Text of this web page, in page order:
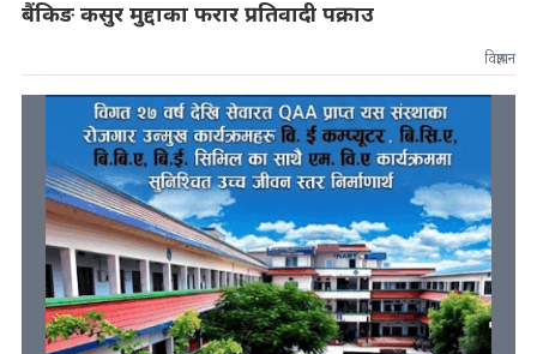
बैंकिङ कसुर मुद्दाका फरार प्रतिवादी पक्राउ
विज्ञापन